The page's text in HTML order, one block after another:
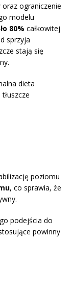
ograniczenie
modelu
80% całkowitej
sprzyja
stają się
dieta
poziomu
, co sprawia, że
podejścia do
powinny